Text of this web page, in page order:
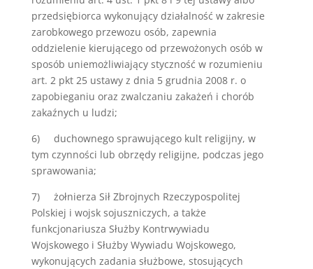
przedsiębiorca wykonujący działalność w zakresie
zarobkowego przewozu osób, zapewnia
oddzielenie kierującego od przewożonych osób w
sposób uniemożliwiający styczność w rozumieniu
art. 2 pkt 25 ustawy z dnia 5 grudnia 2008 r. o
zapobieganiu oraz zwalczaniu zakażeń i chorób
zakaźnych u ludzi;
6) duchownego sprawującego kult religijny, w
tym czynności lub obrzędy religijne, podczas jego
sprawowania;
7) żołnierza Sił Zbrojnych Rzeczypospolitej
Polskiej i wojsk sojuszniczych, a także
funkcjonariusza Służby Kontrwywiadu
Wojskowego i Służby Wywiadu Wojskowego,
wykonujących zadania służbowe, stosujących